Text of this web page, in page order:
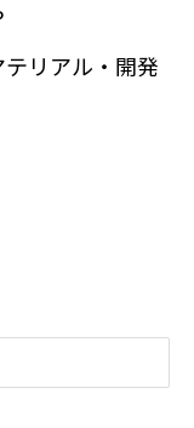
リアル・開発